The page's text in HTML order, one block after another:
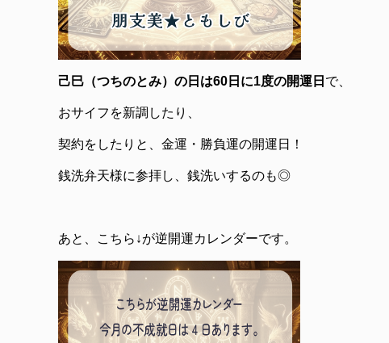
己巳（つちのとみ）の日は60日に1度の開運日 で、
おサイフを新調したり、
契約をしたりと、金運・勝負運の開運日！
銭洗弁天様に参拝し、銭洗いするのも◎
あと、こちら↓が逆開運カレンダーです。